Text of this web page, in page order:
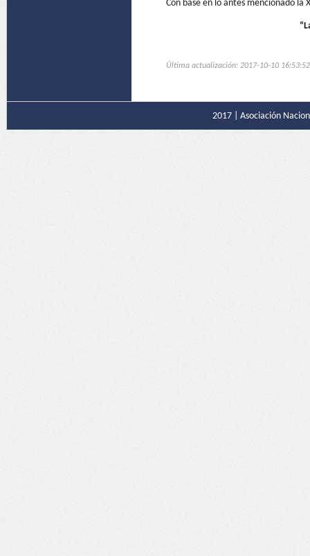
Con base en lo antes mencionado
Última actualización: 2017-10-10 16:53:52
2017 | Asociación